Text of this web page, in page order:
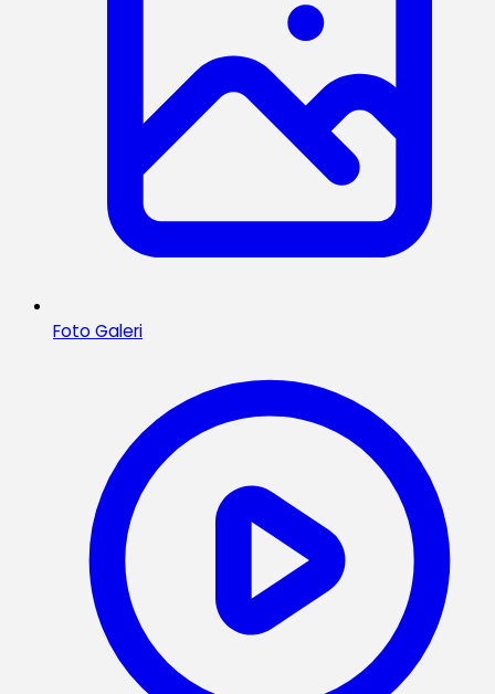
Foto Galeri